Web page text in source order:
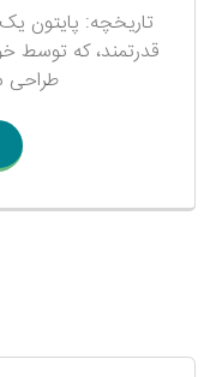
تاریخچه: پایتون
طراحی